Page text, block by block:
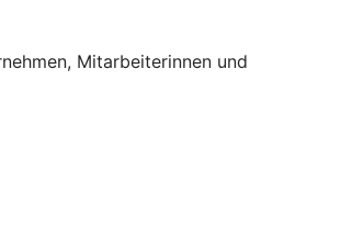
Mitarbeiterinnen und